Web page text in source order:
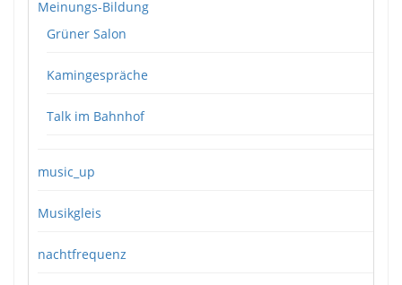
Meinungs-Bildung
Grüner Salon
Kamingespräche
Talk im Bahnhof
music_up
Musikgleis
nachtfrequenz